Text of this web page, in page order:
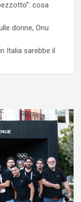
cosa
donne, Onu:
Italia sarebbe il